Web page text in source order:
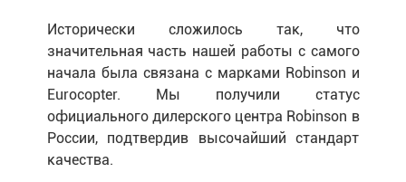
Исторически сложилось так, что
значительная часть нашей работы с самого
начала была связана с марками Robinson и
Eurocopter. Мы получили статус
официального дилерского центра Robinson в
России, подтвердив высочайший стандарт
качества.